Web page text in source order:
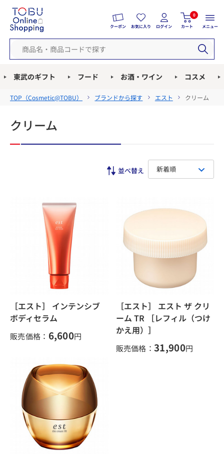
クーポン お気に入り ログイン
0
カート メニュー
東武のギフト フード お酒・ワイン コスメ
TOP（Cosmetic@TOBU） ブランドから探す エスト クリーム
クリーム
新着順
［エスト］ インテンシブ
ボディセラム
販売価格： 6,600円
［エスト］ エスト ザ クリ
ーム TR ［レフィル（つけ
かえ用）］
販売価格： 31,900円